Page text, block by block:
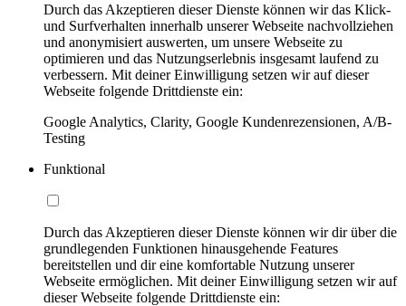
Durch das Akzeptieren dieser Dienste können wir das Klick-
und Surfverhalten innerhalb unserer Webseite nachvollziehen
und anonymisiert auswerten, um unsere Webseite zu
optimieren und das Nutzungserlebnis insgesamt laufend zu
verbessern. Mit deiner Einwilligung setzen wir auf dieser
Webseite folgende Drittdienste ein:
Google Analytics, Clarity, Google Kundenrezensionen, A/B-
Testing
Funktional
Durch das Akzeptieren dieser Dienste können wir dir über die
grundlegenden Funktionen hinausgehende Features
bereitstellen und dir eine komfortable Nutzung unserer
Webseite ermöglichen. Mit deiner Einwilligung setzen wir auf
dieser Webseite folgende Drittdienste ein: